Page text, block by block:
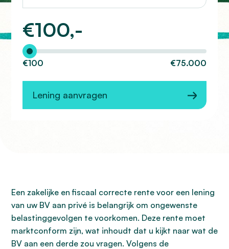
€100,-
Hoeveel wilt u lenen?
€100 €75.000
Lening aanvragen
Een zakelijke en fiscaal correcte rente voor een lening
van uw BV aan privé is belangrijk om ongewenste
belastinggevolgen te voorkomen. Deze rente moet
marktconform zijn, wat inhoudt dat u kijkt naar wat de
BV aan een derde zou vragen. Volgens de